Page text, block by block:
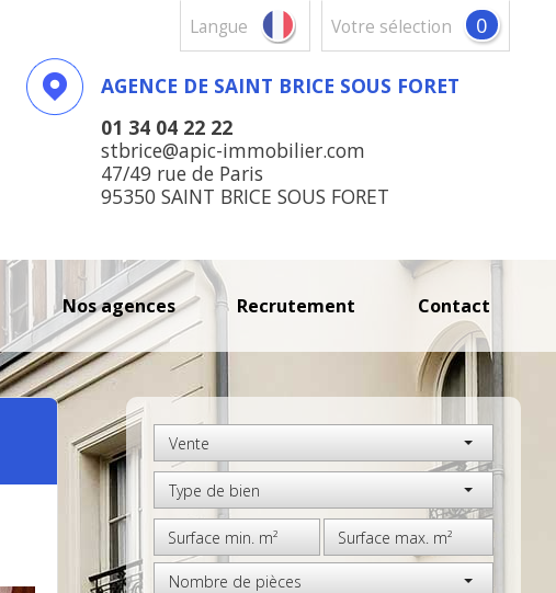
votre sélection 0
Langue
AGENCE DE SAINT BRICE SOUS FORET
01 34 04 22 22
stbrice@apic-immobilier.com
47/49 rue de Paris
95350 SAINT BRICE SOUS FORET
nos agences recrutement contact
Vente
Type de bien
Nombre de pièces